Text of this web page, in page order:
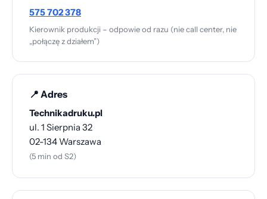
575 702 378
Kierownik produkcji – odpowie od razu (nie call center, nie
„połączę z działem”)
📍 Adres
Technikadruku.pl
ul. 1 Sierpnia 32
02-134 Warszawa
(5 min od S2)